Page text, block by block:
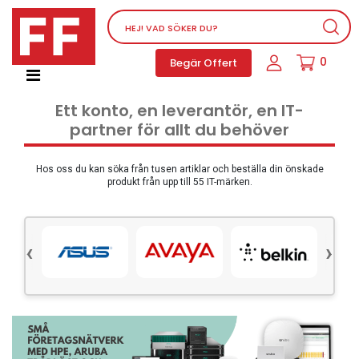
Begär Offert 0
Nätverksutrustning
Service, supportprogram och licenser
Mjukvara
Dator PC-utrustning
Tillbehör
Olika produkter
Kontorsmaterial
Ett konto, en leverantör, en IT-
partner för allt du behöver
Hos oss du kan söka från tusen artiklar och beställa din önskade
produkt från upp till 55 IT-märken.
‹ ›